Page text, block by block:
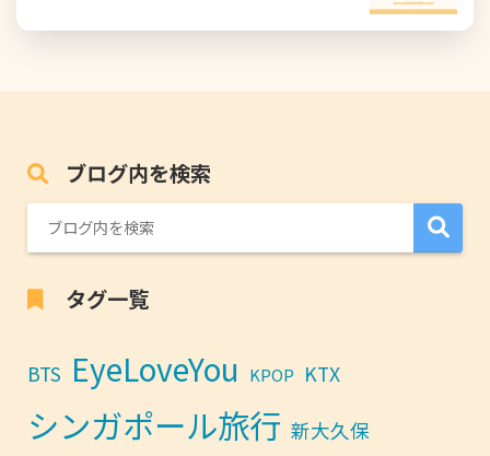
ブログ内を検索
タグ一覧
BTS EyeLoveYou KPOP KTX
シンガポール旅行 新大久保